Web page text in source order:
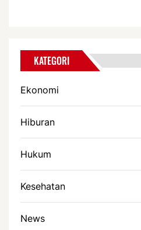
KATEGORI
Ekonomi
Hiburan
Hukum
Kesehatan
News